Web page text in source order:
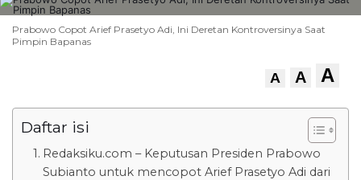
Prabowo Copot Arief Prasetyo Adi, Ini Deretan Kontroversinya Saat
Pimpin Bapanas
A A A
Daftar isi
Redaksiku.com – Keputusan Presiden Prabowo
Subianto untuk mencopot Arief Prasetyo Adi dari